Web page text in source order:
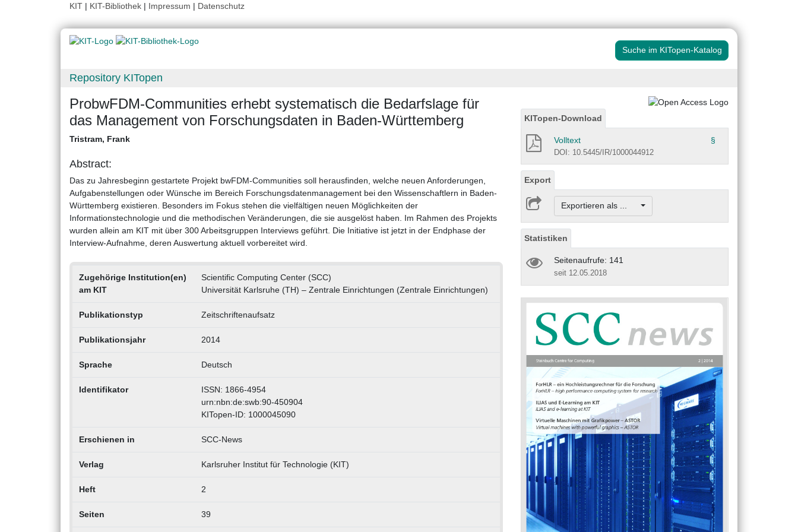
KIT | KIT-Bibliothek | Impressum | Datenschutz
Suche im KITopen-Katalog
Repository KITopen
ProbwFDM-Communities erhebt systematisch die Bedarfslage für
das Management von Forschungsdaten in Baden-Württemberg
Tristram, Frank
Abstract:
Das zu Jahresbeginn gestartete Projekt bwFDM-Communities soll herausfinden, welche neuen Anforderungen,
Aufgabenstellungen oder Wünsche im Bereich Forschungsdatenmanagement bei den Wissenschaftlern in Baden-
Württemberg existieren. Besonders im Fokus stehen die vielfältigen neuen Möglichkeiten der
Informationstechnologie und die methodischen Veränderungen, die sie ausgelöst haben. Im Rahmen des Projekts
wurden allein am KIT mit über 300 Arbeitsgruppen Interviews geführt. Die Initiative ist jetzt in der Endphase der
Interview-Aufnahme, deren Auswertung aktuell vorbereitet wird.
Zugehörige Institution(en)
am KIT
Scientific Computing Center (SCC)
Universität Karlsruhe (TH) – Zentrale Einrichtungen (Zentrale Einrichtungen)
Publikationstyp Zeitschriftenaufsatz
Publikationsjahr 2014
Sprache Deutsch
Identifikator
ISSN: 1866-4954
urn:nbn:de:swb:90-450904
KITopen-ID: 1000045090
Erschienen in SCC-News
Verlag Karlsruher Institut für Technologie (KIT)
Heft 2
Seiten 39
KITopen-Download
Volltext §
DOI: 10.5445/IR/1000044912
Export
Exportieren als ...
Statistiken
Seitenaufrufe: 141
seit 12.05.2018